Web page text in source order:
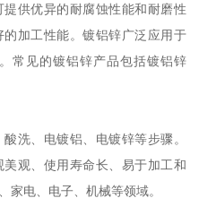
供优异的耐腐蚀性能和耐磨性
加工性能。镀铝锌广泛应用于
常见的镀铝锌产品包括镀铝锌
洗、电镀铝、电镀锌等步骤。
观、使用寿命长、易于加工和
家电、电子、机械等领域。